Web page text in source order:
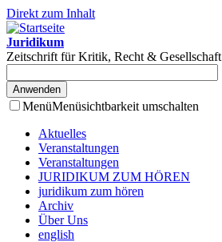
Direkt zum Inhalt
Juridikum
Zeitschrift für Kritik, Recht & Gesellschaft
MenüMenüsichtbarkeit umschalten
Aktuelles
Veranstaltungen
Veranstaltungen
JURIDIKUM ZUM HÖREN
juridikum zum hören
Archiv
Über Uns
english